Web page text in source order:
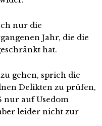
nur die
Jahr, die die
hat.
gehen, sprich die
Delikten zu prüfen,
nur auf Usedom
leider nicht zur